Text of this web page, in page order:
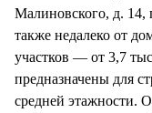
Малиновского, д. 14,
также недалеко от
участков — от 3,7
предназначены для
средней этажности.